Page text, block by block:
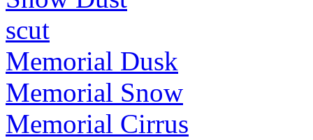
scut
Memorial Dusk
Memorial Snow
Memorial Cirrus